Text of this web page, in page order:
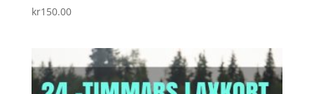
kr150.00